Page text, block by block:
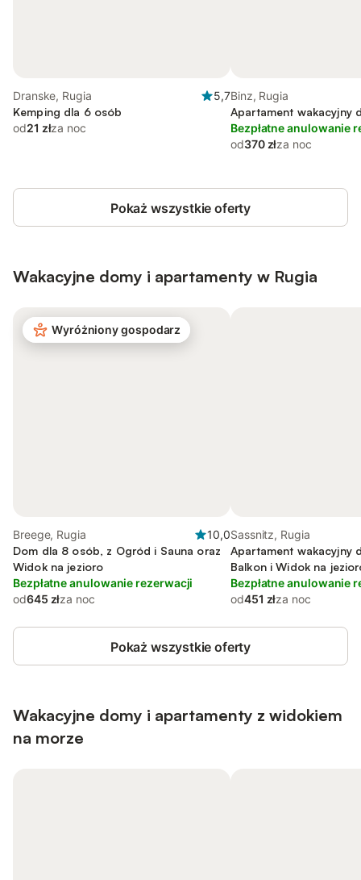
Dranske, Rugia
5,7
Kemping dla 6 osób
od21 złza noc
Binz, Rugia
Apartament wakacyjny
Bezpłatne anulowanie
od370 złza noc
Pokaż wszystkie oferty
Wakacyjne domy i apartamenty w Rugia
Wyróżniony gospodarz
Breege, Rugia
10,0
Dom dla 8 osób, z Ogród i Sauna oraz
Widok na jezioro
Bezpłatne anulowanie rezerwacji
od645 złza noc
Sassnitz, Rugia
Apartament wakacyjny
Balkon i Widok na
Bezpłatne anulowanie
od451 złza noc
Pokaż wszystkie oferty
Wakacyjne domy i apartamenty z widokiem
na morze